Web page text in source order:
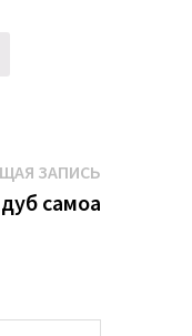
ЗАПИСЬСледующая
запись:
самоа